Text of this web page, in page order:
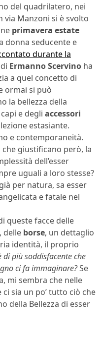
del quadrilatero, nei
via Manzoni si è svolto
primavera estate
donna seducente e
durante la
Ermanno Scervino ha
a quel concetto di
ormai si può
la bellezza della
e degli accessori
estasiante.
e contemporaneità.
giustificano però, la
dell’esser
uguali a loro stesse?
per natura, sa esser
e fatale nel
queste facce delle
delle borse, un dettaglio
identità, il proprio
di più soddisfacente che
ci fa immaginare?Se
mi sembra che nelle
sia un po’ tutto ciò che
della Bellezza di esser